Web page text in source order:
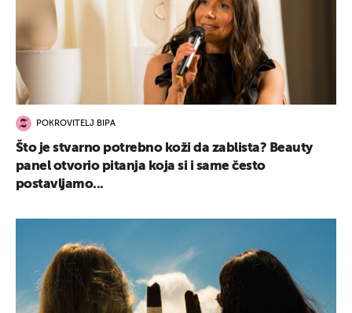
POKROVITELJ BIPA
Što je stvarno potrebno koži da zablista? Beauty
panel otvorio pitanja koja si i same često
postavljamo...